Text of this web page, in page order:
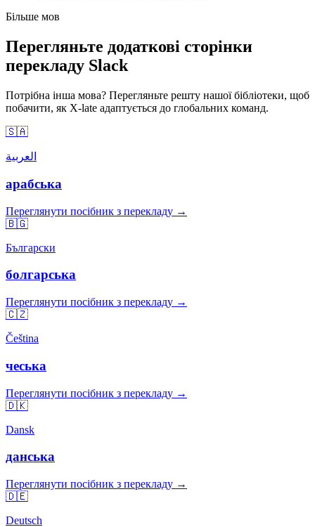
Більше мов
Перегляньте додаткові сторінки
перекладу Slack
Потрібна інша мова? Перегляньте решту нашої бібліотеки, щоб
побачити, як X-late адаптується до глобальних команд.
🇸🇦
العربية
арабська
Переглянути посібник з перекладу →
🇧🇬
Български
болгарська
Переглянути посібник з перекладу →
🇨🇿
Čeština
чеська
Переглянути посібник з перекладу →
🇩🇰
Dansk
данська
Переглянути посібник з перекладу →
🇩🇪
Deutsch